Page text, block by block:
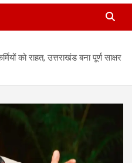
को राहत, उत्तराखंड बना पूर्ण साक्षर